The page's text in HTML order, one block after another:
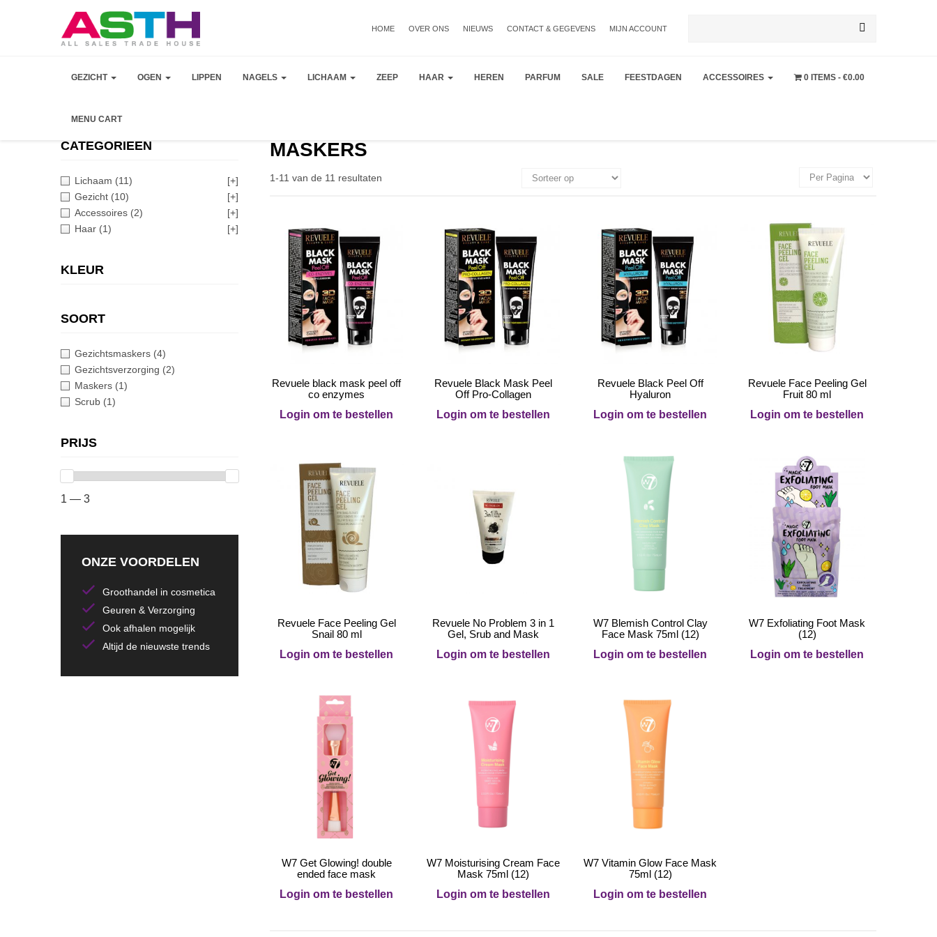
HOME OVER ONS NIEUWS CONTACT & GEGEVENS MIJN ACCOUNT
naar:
GEZICHT OGEN LIPPEN NAGELS LICHAAM ZEEP HAAR HEREN PARFUM SALE FEESTDAGEN ACCESSOIRES 0 ITEMS €0.00
MENU CART
CATEGORIEEN
Lichaam (11)
[+]
Gezicht (10)
[+]
Accessoires (2)
[+]
Haar (1) [+]
KLEUR
SOORT
Gezichtsmaskers (4)
Gezichtsverzorging (2)
Maskers (1)
Scrub (1)
PRIJS
1 — 3
ONZE VOORDELEN
Groothandel in cosmetica
Geuren & Verzorging
Ook afhalen mogelijk
Altijd de nieuwste trends
MASKERS
1-11 van de 11 resultaten
Revuele black mask peel off
co enzymes
Login om te bestellen
Revuele Black Mask Peel
Off Pro-Collagen
Login om te bestellen
Revuele Black Peel Off
Hyaluron
Login om te bestellen
Revuele Face Peeling Gel
Fruit 80 ml
Login om te bestellen
Revuele Face Peeling Gel
Snail 80 ml
Login om te bestellen
Revuele No Problem 3 in 1
Gel, Srub and Mask
Login om te bestellen
W7 Blemish Control Clay
Face Mask 75ml (12)
Login om te bestellen
W7 Exfoliating Foot Mask
(12)
Login om te bestellen
W7 Get Glowing! double
ended face mask
Login om te bestellen
W7 Moisturising Cream Face
Mask 75ml (12)
Login om te bestellen
W7 Vitamin Glow Face Mask
75ml (12)
Login om te bestellen